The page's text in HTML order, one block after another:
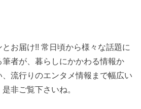
お届け!! 常日頃から様々な話題に
者が、暮らしにかかわる情報か
流行りのエンタメ情報まで幅広い
非ご覧下さいね。